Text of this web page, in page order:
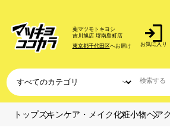
薬マツモトキヨシ
吉川旭店 堺南島町店
東京都千代田区へお届け お気に入り
トップスキンケア・メイク化粧小物ヘア